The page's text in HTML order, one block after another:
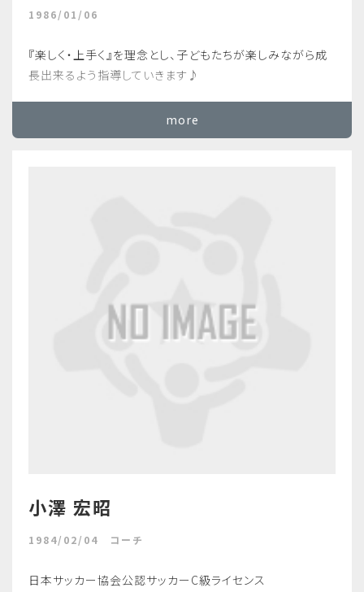
1986/01/06
『楽しく・上手く』を理念とし、子どもたちが楽しみながら成
長出来るよう指導していきます♪
more
小澤 宏昭
1984/02/04 コーチ
日本サッカー協会公認サッカーC級ライセンス